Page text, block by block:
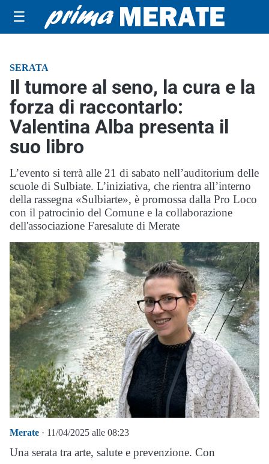
☰
SERATA
Il tumore al seno, la cura e la
forza di raccontarlo:
Valentina Alba presenta il
suo libro
L’evento si terrà alle 21 di sabato nell’auditorium delle
scuole di Sulbiate. L’iniziativa, che rientra all’interno
della rassegna «Sulbiarte», è promossa dalla Pro Loco
con il patrocinio del Comune e la collaborazione
dell'associazione Faresalute di Merate
Merate · 11/04/2025 alle 08:23
Una serata tra arte, salute e prevenzione. Con